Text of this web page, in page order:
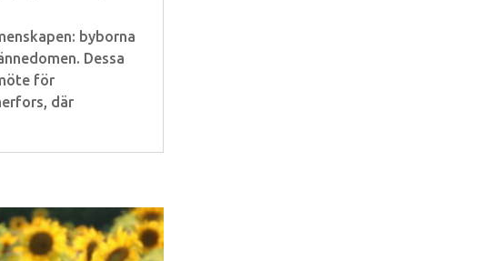
byborna
Dessa
för
där